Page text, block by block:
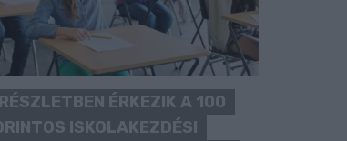
ÉRKEZIK A 100
ISKOLAKEZDÉSI